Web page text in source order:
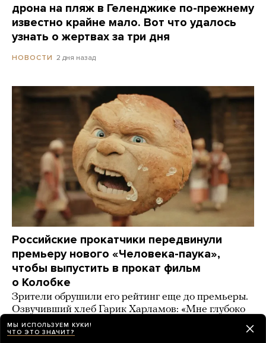
дрона на пляж в Геленджике по-прежнему
известно крайне мало. Вот что удалось
узнать о жертвах за три дня
НОВОСТИ 2 дня назад
Российские прокатчики передвинули
премьеру нового «Человека-паука»,
чтобы выпустить в прокат фильм
о Колобке
Зрители обрушили его рейтинг еще до премьеры.
Озвучивший хлеб Гарик Харламов: «Мне глубоко
***** на Человека-паука, я Бэтмена люблю!»
МЫ ИСПОЛЬЗУЕМ КУКИ!
ЧТО ЭТО ЗНАЧИТ?